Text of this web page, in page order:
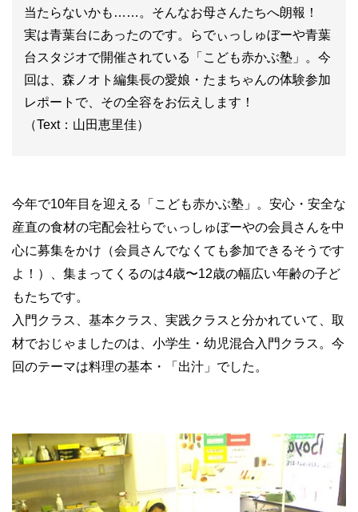
当たらないかも……。そんなお母さんたちへ朗報！
実は青葉台にあったのです。らでぃっしゅぼーや青葉
台スタジオで開催されている「こども赤かぶ塾」。今
回は、森ノオト編集長の愛娘・たまちゃんの体験参加
レポートで、その全容をお伝えします！
（Text：山田恵里佳）
今年で10年目を迎える「こども赤かぶ塾」。安心・安全な
産直の食材の宅配会社らでぃっしゅぼーやの会員さんを中
心に募集をかけ（会員さんでなくても参加できるそうです
よ！）、集まってくるのは4歳〜12歳の幅広い年齢の子ど
もたちです。
入門クラス、基本クラス、実践クラスと分かれていて、取
材でおじゃましたのは、小学生・幼児混合入門クラス。今
回のテーマは料理の基本・「出汁」でした。